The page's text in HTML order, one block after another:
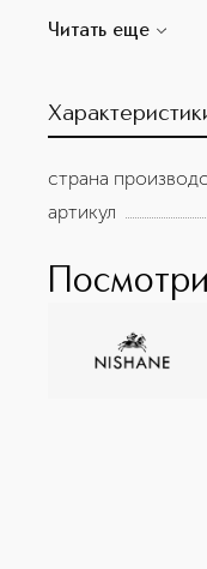
последними
Читать еще
страна
артикул